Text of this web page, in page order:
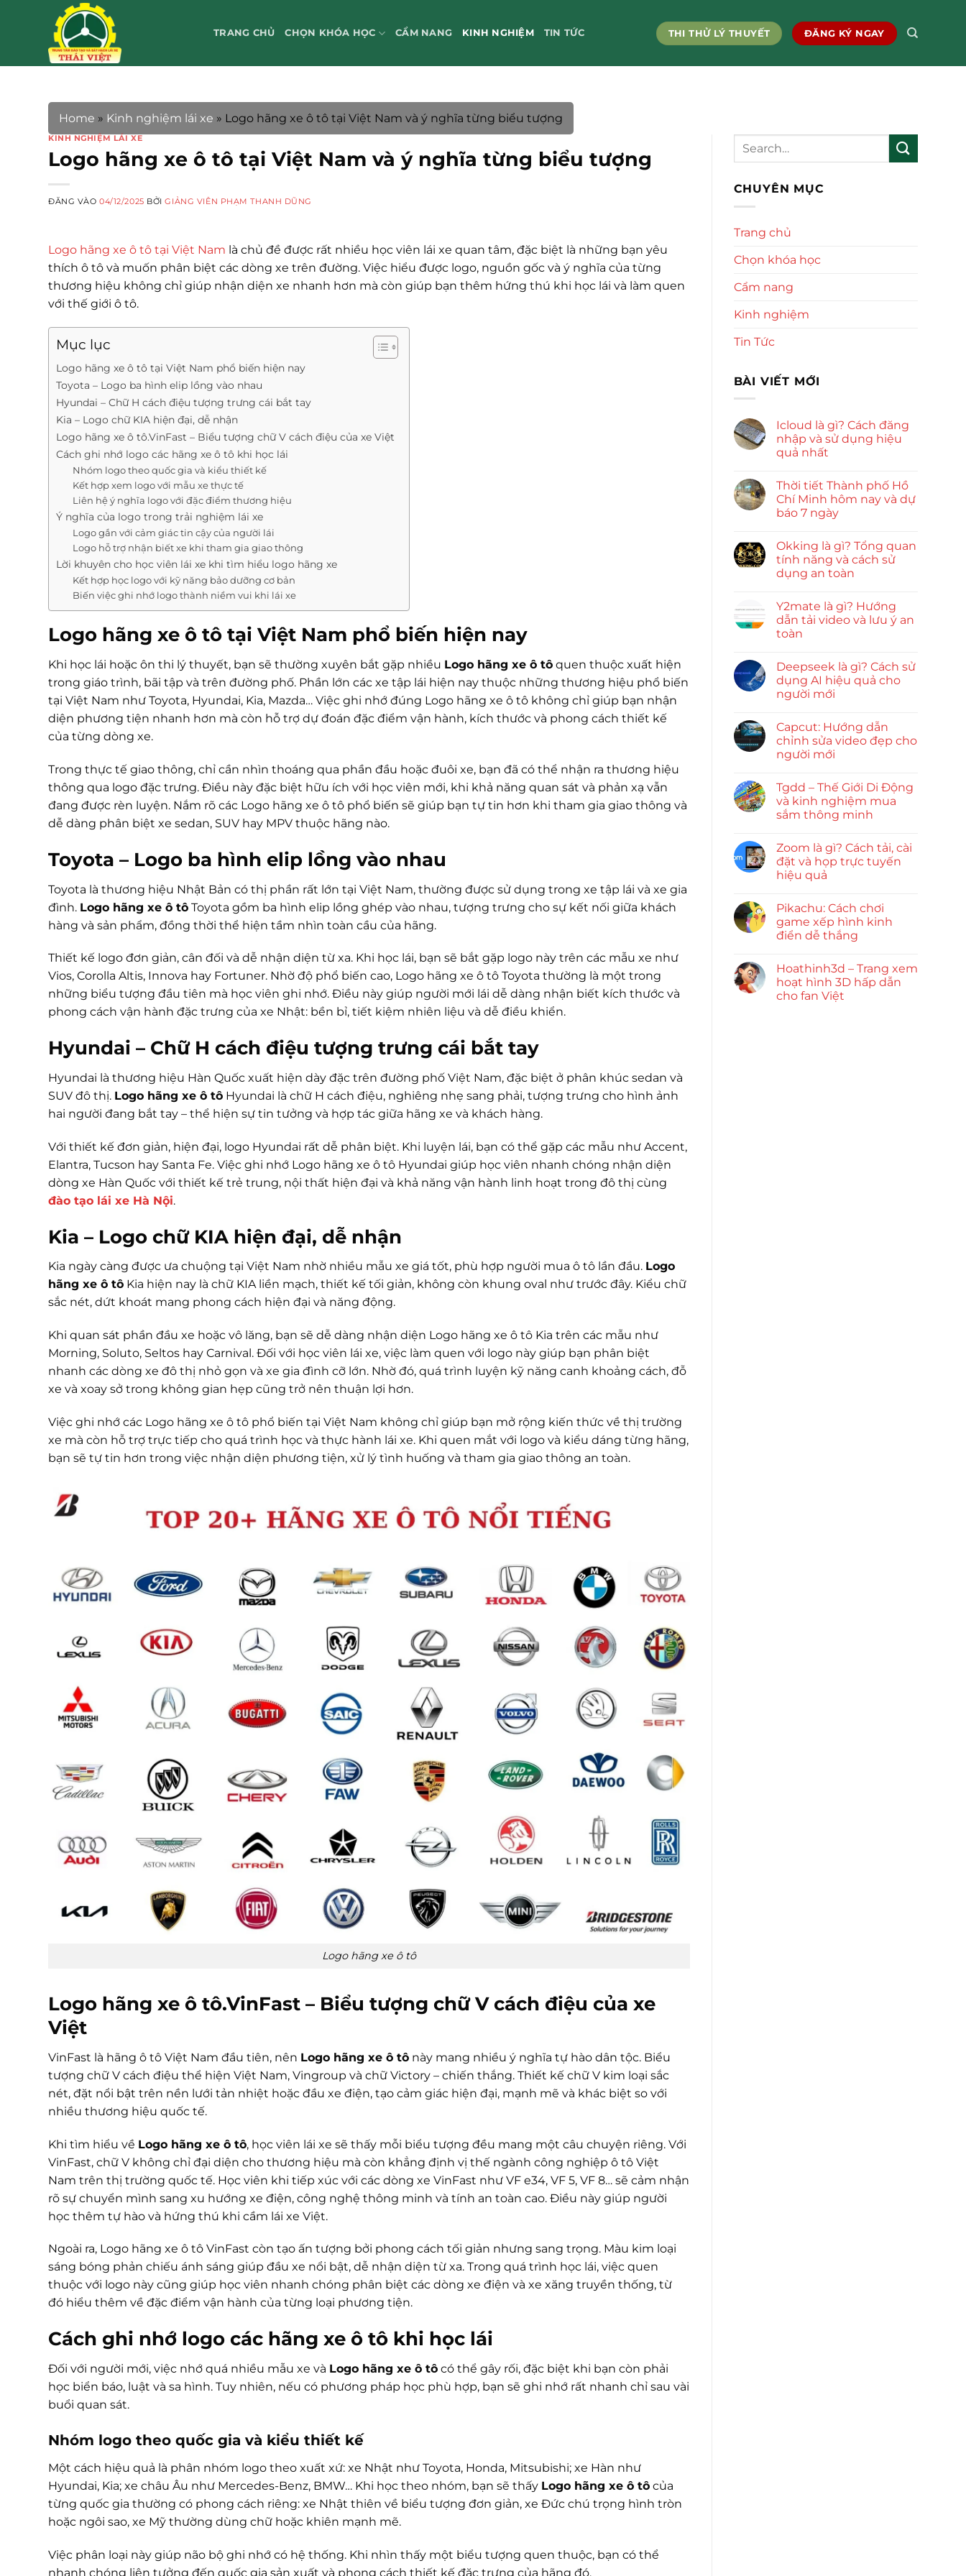
TRANG CHỦ CHỌN KHÓA HỌC CẨM NANG KINH NGHIỆM TIN TỨC THI THỬ LÝ THUYẾT ĐĂNG KÝ NGAY
Home » Kinh nghiệm lái xe » Logo hãng xe ô tô tại Việt Nam và ý nghĩa từng biểu tượng
KINH NGHIỆM LÁI XE
Logo hãng xe ô tô tại Việt Nam và ý nghĩa từng biểu tượng
ĐĂNG VÀO04/12/2025 BỞIGIẢNG VIÊN PHẠM THANH DŨNG
Logo hãng xe ô tô tại Việt Nam là chủ đề được rất nhiều học viên lái xe quan tâm, đặc biệt là những bạn yêu
thích ô tô và muốn phân biệt các dòng xe trên đường. Việc hiểu được logo, nguồn gốc và ý nghĩa của từng
thương hiệu không chỉ giúp nhận diện xe nhanh hơn mà còn giúp bạn thêm hứng thú khi học lái và làm quen
với thế giới ô tô.
Mục lục
Logo hãng xe ô tô tại Việt Nam phổ biến hiện nay
Toyota – Logo ba hình elip lồng vào nhau
Hyundai – Chữ H cách điệu tượng trưng cái bắt tay
Kia – Logo chữ KIA hiện đại, dễ nhận
Logo hãng xe ô tô.VinFast – Biểu tượng chữ V cách điệu của xe Việt
Cách ghi nhớ logo các hãng xe ô tô khi học lái
Nhóm logo theo quốc gia và kiểu thiết kế
Kết hợp xem logo với mẫu xe thực tế
Liên hệ ý nghĩa logo với đặc điểm thương hiệu
Ý nghĩa của logo trong trải nghiệm lái xe
Logo gắn với cảm giác tin cậy của người lái
Logo hỗ trợ nhận biết xe khi tham gia giao thông
Lời khuyên cho học viên lái xe khi tìm hiểu logo hãng xe
Kết hợp học logo với kỹ năng bảo dưỡng cơ bản
Biến việc ghi nhớ logo thành niềm vui khi lái xe
Logo hãng xe ô tô tại Việt Nam phổ biến hiện nay
Khi học lái hoặc ôn thi lý thuyết, bạn sẽ thường xuyên bắt gặp nhiều Logo hãng xe ô tô quen thuộc xuất hiện
trong giáo trình, bãi tập và trên đường phố. Phần lớn các xe tập lái hiện nay thuộc những thương hiệu phổ biến
tại Việt Nam như Toyota, Hyundai, Kia, Mazda… Việc ghi nhớ đúng Logo hãng xe ô tô không chỉ giúp bạn nhận
diện phương tiện nhanh hơn mà còn hỗ trợ dự đoán đặc điểm vận hành, kích thước và phong cách thiết kế
của từng dòng xe.
Trong thực tế giao thông, chỉ cần nhìn thoáng qua phần đầu hoặc đuôi xe, bạn đã có thể nhận ra thương hiệu
thông qua logo đặc trưng. Điều này đặc biệt hữu ích với học viên mới, khi khả năng quan sát và phản xạ vẫn
đang được rèn luyện. Nắm rõ các Logo hãng xe ô tô phổ biến sẽ giúp bạn tự tin hơn khi tham gia giao thông và
dễ dàng phân biệt xe sedan, SUV hay MPV thuộc hãng nào.
Toyota – Logo ba hình elip lồng vào nhau
Toyota là thương hiệu Nhật Bản có thị phần rất lớn tại Việt Nam, thường được sử dụng trong xe tập lái và xe gia
đình. Logo hãng xe ô tô Toyota gồm ba hình elip lồng ghép vào nhau, tượng trưng cho sự kết nối giữa khách
hàng và sản phẩm, đồng thời thể hiện tầm nhìn toàn cầu của hãng.
Thiết kế logo đơn giản, cân đối và dễ nhận diện từ xa. Khi học lái, bạn sẽ bắt gặp logo này trên các mẫu xe như
Vios, Corolla Altis, Innova hay Fortuner. Nhờ độ phổ biến cao, Logo hãng xe ô tô Toyota thường là một trong
những biểu tượng đầu tiên mà học viên ghi nhớ. Điều này giúp người mới lái dễ dàng nhận biết kích thước và
phong cách vận hành đặc trưng của xe Nhật: bền bỉ, tiết kiệm nhiên liệu và dễ điều khiển.
Hyundai – Chữ H cách điệu tượng trưng cái bắt tay
Hyundai là thương hiệu Hàn Quốc xuất hiện dày đặc trên đường phố Việt Nam, đặc biệt ở phân khúc sedan và
SUV đô thị. Logo hãng xe ô tô Hyundai là chữ H cách điệu, nghiêng nhẹ sang phải, tượng trưng cho hình ảnh
hai người đang bắt tay – thể hiện sự tin tưởng và hợp tác giữa hãng xe và khách hàng.
Với thiết kế đơn giản, hiện đại, logo Hyundai rất dễ phân biệt. Khi luyện lái, bạn có thể gặp các mẫu như Accent,
Elantra, Tucson hay Santa Fe. Việc ghi nhớ Logo hãng xe ô tô Hyundai giúp học viên nhanh chóng nhận diện
dòng xe Hàn Quốc với thiết kế trẻ trung, nội thất hiện đại và khả năng vận hành linh hoạt trong đô thị cùng
đào tạo lái xe Hà Nội.
Kia – Logo chữ KIA hiện đại, dễ nhận
Kia ngày càng được ưa chuộng tại Việt Nam nhờ nhiều mẫu xe giá tốt, phù hợp người mua ô tô lần đầu. Logo
hãng xe ô tô Kia hiện nay là chữ KIA liền mạch, thiết kế tối giản, không còn khung oval như trước đây. Kiểu chữ
sắc nét, dứt khoát mang phong cách hiện đại và năng động.
Khi quan sát phần đầu xe hoặc vô lăng, bạn sẽ dễ dàng nhận diện Logo hãng xe ô tô Kia trên các mẫu như
Morning, Soluto, Seltos hay Carnival. Đối với học viên lái xe, việc làm quen với logo này giúp bạn phân biệt
nhanh các dòng xe đô thị nhỏ gọn và xe gia đình cỡ lớn. Nhờ đó, quá trình luyện kỹ năng canh khoảng cách, đỗ
xe và xoay sở trong không gian hẹp cũng trở nên thuận lợi hơn.
Việc ghi nhớ các Logo hãng xe ô tô phổ biến tại Việt Nam không chỉ giúp bạn mở rộng kiến thức về thị trường
xe mà còn hỗ trợ trực tiếp cho quá trình học và thực hành lái xe. Khi quen mắt với logo và kiểu dáng từng hãng,
bạn sẽ tự tin hơn trong việc nhận diện phương tiện, xử lý tình huống và tham gia giao thông an toàn.
Logo hãng xe ô tô
Logo hãng xe ô tô.VinFast – Biểu tượng chữ V cách điệu của xe
Việt
VinFast là hãng ô tô Việt Nam đầu tiên, nên Logo hãng xe ô tô này mang nhiều ý nghĩa tự hào dân tộc. Biểu
tượng chữ V cách điệu thể hiện Việt Nam, Vingroup và chữ Victory – chiến thắng. Thiết kế chữ V kim loại sắc
nét, đặt nổi bật trên nền lưới tản nhiệt hoặc đầu xe điện, tạo cảm giác hiện đại, mạnh mẽ và khác biệt so với
nhiều thương hiệu quốc tế.
Khi tìm hiểu về Logo hãng xe ô tô, học viên lái xe sẽ thấy mỗi biểu tượng đều mang một câu chuyện riêng. Với
VinFast, chữ V không chỉ đại diện cho thương hiệu mà còn khẳng định vị thế ngành công nghiệp ô tô Việt
Nam trên thị trường quốc tế. Học viên khi tiếp xúc với các dòng xe VinFast như VF e34, VF 5, VF 8… sẽ cảm nhận
rõ sự chuyển mình sang xu hướng xe điện, công nghệ thông minh và tính an toàn cao. Điều này giúp người
học thêm tự hào và hứng thú khi cầm lái xe Việt.
Ngoài ra, Logo hãng xe ô tô VinFast còn tạo ấn tượng bởi phong cách tối giản nhưng sang trọng. Màu kim loại
sáng bóng phản chiếu ánh sáng giúp đầu xe nổi bật, dễ nhận diện từ xa. Trong quá trình học lái, việc quen
thuộc với logo này cũng giúp học viên nhanh chóng phân biệt các dòng xe điện và xe xăng truyền thống, từ
đó hiểu thêm về đặc điểm vận hành của từng loại phương tiện.
Cách ghi nhớ logo các hãng xe ô tô khi học lái
Đối với người mới, việc nhớ quá nhiều mẫu xe và Logo hãng xe ô tô có thể gây rối, đặc biệt khi bạn còn phải
học biển báo, luật và sa hình. Tuy nhiên, nếu có phương pháp học phù hợp, bạn sẽ ghi nhớ rất nhanh chỉ sau vài
buổi quan sát.
Nhóm logo theo quốc gia và kiểu thiết kế
Một cách hiệu quả là phân nhóm logo theo xuất xứ: xe Nhật như Toyota, Honda, Mitsubishi; xe Hàn như
Hyundai, Kia; xe châu Âu như Mercedes-Benz, BMW… Khi học theo nhóm, bạn sẽ thấy Logo hãng xe ô tô của
từng quốc gia thường có phong cách riêng: xe Nhật thiên về biểu tượng đơn giản, xe Đức chú trọng hình tròn
hoặc ngôi sao, xe Mỹ thường dùng chữ hoặc khiên mạnh mẽ.
Việc phân loại này giúp não bộ ghi nhớ có hệ thống. Khi nhìn thấy một biểu tượng quen thuộc, bạn có thể
nhanh chóng liên tưởng đến quốc gia sản xuất và phong cách thiết kế đặc trưng của hãng đó.
CHUYÊN MỤC
Trang chủ
Chọn khóa học
Cẩm nang
Kinh nghiệm
Tin Tức
BÀI VIẾT MỚI
Icloud là gì? Cách đăng
nhập và sử dụng hiệu
quả nhất
Thời tiết Thành phố Hồ
Chí Minh hôm nay và dự
báo 7 ngày
Okking là gì? Tổng quan
tính năng và cách sử
dụng an toàn
Y2mate là gì? Hướng
dẫn tải video và lưu ý an
toàn
Deepseek là gì? Cách sử
dụng AI hiệu quả cho
người mới
Capcut: Hướng dẫn
chỉnh sửa video đẹp cho
người mới
Tgdd – Thế Giới Di Động
và kinh nghiệm mua
sắm thông minh
Zoom là gì? Cách tải, cài
đặt và họp trực tuyến
hiệu quả
Pikachu: Cách chơi
game xếp hình kinh
điển dễ thắng
Hoathinh3d – Trang xem
hoạt hình 3D hấp dẫn
cho fan Việt